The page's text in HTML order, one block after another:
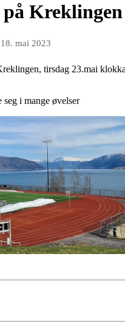
Kreklingen
18. mai 2023
tirsdag 23.mai
i mange øvelser